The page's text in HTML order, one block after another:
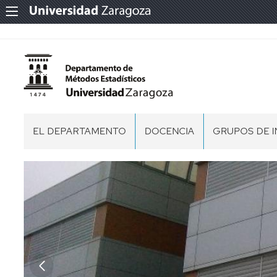
EL DEPARTAMENTO
PERSONAL
BIBLIOTECA
(RESTRINGIDO)
DOCENCIA
MÁSTER
GRUPOS DE
NUMÉRICO,
Y
ANÁLISIS
FÍSICA
MATEMÁTICA